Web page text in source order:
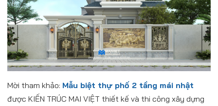
Mời tham khảo: Mẫu biệt thự phố 2 tầng mái nhật
được KIẾN TRÚC MAI VIỆT thiết kế và thi công xây dựng